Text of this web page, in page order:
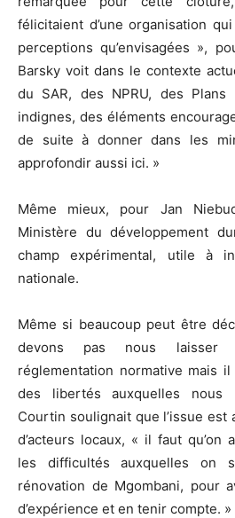
félicitaient d’une organisation
perceptions qu’envisagées »,
Barsky voit dans le contexte
du SAR, des NPRU, des Plans
indignes, des éléments
de suite à donner dans les
approfondir aussi ici. »
Même mieux, pour Jan
Ministère du développement
champ expérimental, utile à
nationale.
Même si beaucoup peut être
devons pas nous laisser
réglementation normative mais
des libertés auxquelles nous
Courtin soulignait que l’issue est
d’acteurs locaux, « il faut qu’on
les difficultés auxquelles on
rénovation de Mgombani, pour
d’expérience et en tenir compte. »